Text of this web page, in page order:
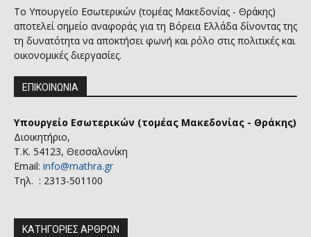
Το Υπουργείο Εσωτερικών (τομέας Μακεδονίας - Θράκης)
αποτελεί σημείο αναφοράς για τη Βόρεια Ελλάδα δίνοντας της
τη δυνατότητα να αποκτήσει φωνή και ρόλο στις πολιτικές και
οικονομικές διεργασίες.
ΕΠΙΚΟΙΝΩΝΙΑ
Υπουργείο Εσωτερικών (τομέας Μακεδονίας - Θράκης)
Διοικητήριο,
Τ.Κ. 54123, Θεσσαλονίκη
Email: info@mathra.gr
Τηλ. : 2313-501100
ΚΑΤΗΓΟΡΙΕΣ ΑΡΘΡΩΝ